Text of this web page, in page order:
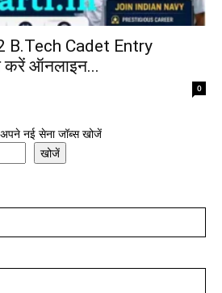
B.Tech Cadet Entry
करें ऑनलाइन...
0
नई सेना जॉब्स खोजें
खोजें